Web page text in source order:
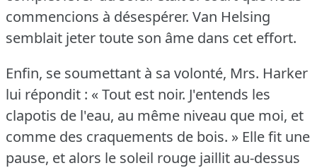
commencions à désespérer. Van Helsing
semblait jeter toute son âme dans cet effort.
Enfin, se soumettant à sa volonté, Mrs. Harker
lui répondit : « Tout est noir. J'entends les
clapotis de l'eau, au même niveau que moi, et
comme des craquements de bois. » Elle fit une
pause, et alors le soleil rouge jaillit au-dessus